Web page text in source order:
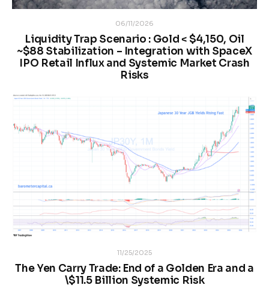
06/11/2026
Liquidity Trap Scenario : Gold < $4,150, Oil
~$88 Stabilization – Integration with SpaceX
IPO Retail Influx and Systemic Market Crash
Risks
11/25/2025
The Yen Carry Trade: End of a Golden Era and a
\$11.5 Billion Systemic Risk